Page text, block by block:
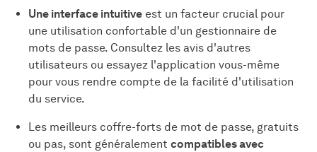
Une interface intuitive est un facteur crucial pour
une utilisation confortable d'un gestionnaire de
mots de passe. Consultez les avis d'autres
utilisateurs ou essayez l'application vous-même
pour vous rendre compte de la facilité d'utilisation
du service.
Les meilleurs coffre-forts de mot de passe, gratuits
ou pas, sont généralement compatibles avec